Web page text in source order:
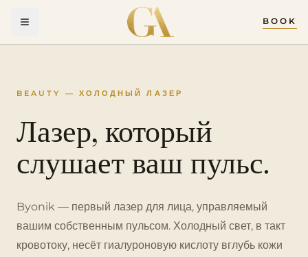
BOOK
BEAUTY — ХОЛОДНЫЙ ЛАЗЕР
Лазер, который
слушает ваш пульс.
Byonik — первый лазер для лица, управляемый
вашим собственным пульсом. Холодный свет, в такт
кровотоку, несёт гиалуроновую кислоту вглубь кожи